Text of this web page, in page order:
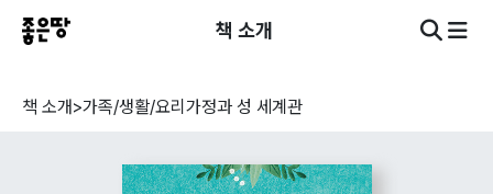
책 소개
책 소개>가족/생활/요리 가정과 성 세계관